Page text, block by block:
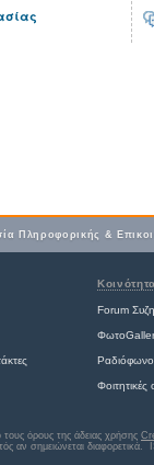
Πληροφορικής &
Forum
Ραδιόφωνο
όρους της άδειας χρήσης
αν σημειώνεται διαφορετικά.